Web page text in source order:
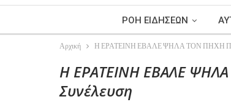
ΡΟΗ ΕΙΔΗΣΕΩΝ
Αρχική Η ΕΡΑΤΕΙΝΗ ΕΒΑΛΕ ΨΗΛΑ ΤΟΝ ΠΗΧΗ Ποιά
Η ΕΡΑΤΕΙΝΗ ΕΒΑΛΕ
Συνέλευση